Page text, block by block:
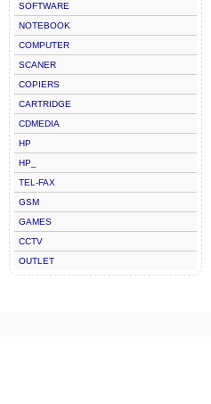
SOFTWARE
NOTEBOOK
COMPUTER
SCANER
COPIERS
CARTRIDGE
CDMEDIA
HP
HP_
TEL-FAX
GSM
GAMES
CCTV
OUTLET